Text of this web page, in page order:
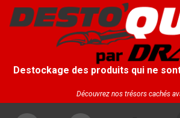
Destockage des produits qui ne
Découvrez nos trésors cachés